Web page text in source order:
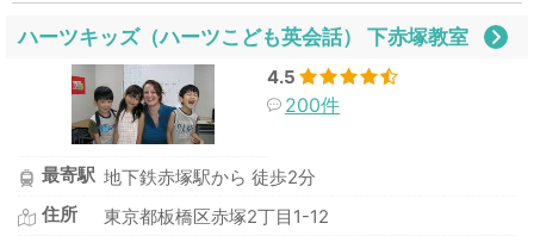
ハーツキッズ（ハーツこども英会話） 下赤塚教室
4.5
200件
最寄駅 地下鉄赤塚駅から 徒歩2分
住所
東京都板橋区赤塚2丁目1-12